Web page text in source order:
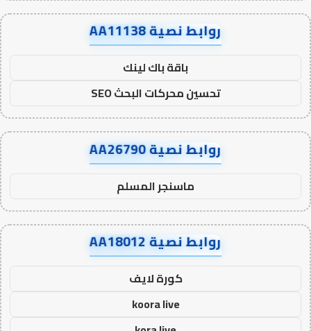
روابط نصية AA11138
باقة باك لينك
تحسين محركات البحث SEO
روابط نصية AA26790
ماسنجر المسلم
روابط نصية AA18012
كورة لايف
koora live